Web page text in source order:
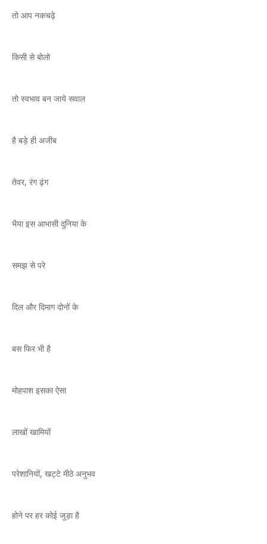
तो आप नकचढ़े
किसी से बोलो
तो स्वभाव बन जाये सवाल
है बड़े ही अजीब
तेवर, रंग ढ़ंग
भैया इस आभासी दुनिया के
समझ से परे
दिल और दिमाग दोनों के
बस फिर भी है
मोहपाश इसका ऐसा
लाखों खामियों
परेशानियों, खट्टे मीठे अनुभव
होने पर हर कोई जुड़ा है